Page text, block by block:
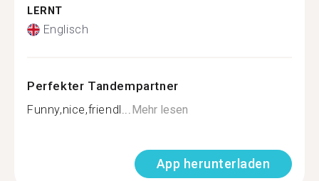
LERNT
Englisch
Perfekter Tandempartner
Funny,nice,friendl...Mehr lesen
App herunterladen